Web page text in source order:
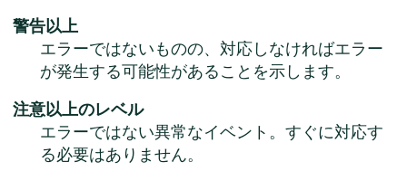
警告以上
エラーではないものの、対応しなければエラー
が発生する可能性があることを示します。
注意以上のレベル
エラーではない異常なイベント。すぐに対応す
る必要はありません。